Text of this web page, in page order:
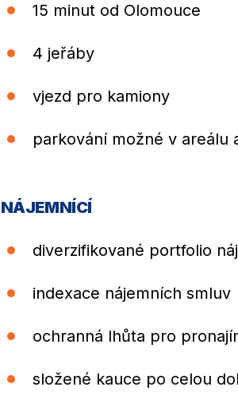
15 minut od Olomouce
4 jeřáby
vjezd pro kamiony
parkování možné v areálu
NÁJEMNÍCÍ
diverzifikované portfolio
indexace nájemních smluv
ochranná lhůta pro
složené kauce po celou